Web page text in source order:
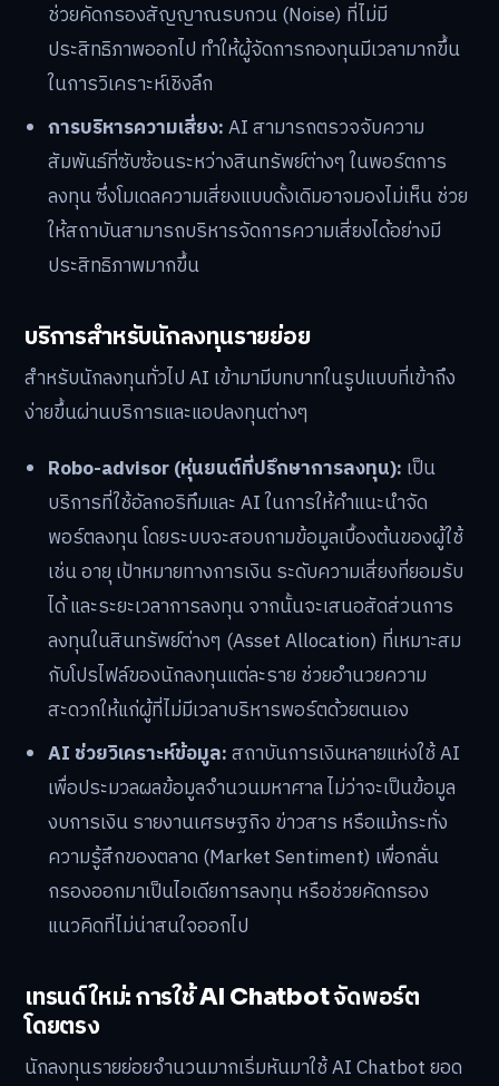
ช่วยคัดกรองสัญญาณรบกวน (Noise) ที่ไม่มี
ประสิทธิภาพออกไป ทำให้ผู้จัดการกองทุนมีเวลามากขึ้น
ในการวิเคราะห์เชิงลึก
การบริหารความเสี่ยง:AI สามารถตรวจจับความ
สัมพันธ์ที่ซับซ้อนระหว่างสินทรัพย์ต่างๆ ในพอร์ตการ
ลงทุน ซึ่งโมเดลความเสี่ยงแบบดั้งเดิมอาจมองไม่เห็น ช่วย
ให้สถาบันสามารถบริหารจัดการความเสี่ยงได้อย่างมี
ประสิทธิภาพมากขึ้น
บริการสำหรับนักลงทุนรายย่อย
สำหรับนักลงทุนทั่วไป AI เข้ามามีบทบาทในรูปแบบที่เข้าถึง
ง่ายขึ้นผ่านบริการและแอปลงทุนต่างๆ
Robo-advisor (หุ่นยนต์ที่ปรึกษาการลงทุน): เป็น
บริการที่ใช้อัลกอริทึมและ AI ในการให้คำแนะนำจัด
พอร์ตลงทุน โดยระบบจะสอบถามข้อมูลเบื้องต้นของผู้ใช้
เช่น อายุ เป้าหมายทางการเงิน ระดับความเสี่ยงที่ยอมรับ
ได้ และระยะเวลาการลงทุน จากนั้นจะเสนอสัดส่วนการ
ลงทุนในสินทรัพย์ต่างๆ (Asset Allocation) ที่เหมาะสม
กับโปรไฟล์ของนักลงทุนแต่ละราย ช่วยอำนวยความ
สะดวกให้แก่ผู้ที่ไม่มีเวลาบริหารพอร์ตด้วยตนเอง
AI ช่วยวิเคราะห์ข้อมูล:สถาบันการเงินหลายแห่งใช้ AI
เพื่อประมวลผลข้อมูลจำนวนมหาศาล ไม่ว่าจะเป็นข้อมูล
งบการเงิน รายงานเศรษฐกิจ ข่าวสาร หรือแม้กระทั่ง
ความรู้สึกของตลาด (Market Sentiment) เพื่อกลั่น
กรองออกมาเป็นไอเดียการลงทุน หรือช่วยคัดกรอง
แนวคิดที่ไม่น่าสนใจออกไป
เทรนด์ใหม่: การใช้ AI Chatbot จัดพอร์ต
โดยตรง
นักลงทุนรายย่อยจำนวนมากเริ่มหันมาใช้ AI Chatbot ยอด